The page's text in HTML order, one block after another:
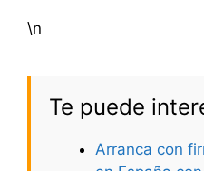
\n
Te puede
Arranca con